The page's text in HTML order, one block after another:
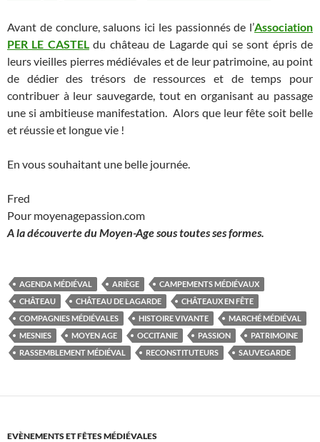
Avant de conclure, saluons ici les passionnés de l’Association
PER LE CASTELdu château de Lagarde qui se sont épris de
leurs vieilles pierres médiévales et de leur patrimoine, au point
de dédier des trésors de ressources et de temps pour
contribuer à leur sauvegarde, tout en organisant au passage
une si ambitieuse manifestation. Alors que leur fête soit belle
et réussie et longue vie !
En vous souhaitant une belle journée.
Fred
Pour moyenagepassion.com
A la découverte du Moyen-Age sous toutes ses formes.
AGENDA MÉDIÉVAL ARIÈGE
CAMPEMENTS MÉDIÉVAUX
CHÂTEAU
CHÂTEAU DE LAGARDE
CHÂTEAUX EN FÊTE
COMPAGNIES MÉDIÉVALES
HISTOIRE VIVANTE
MARCHÉ MÉDIÉVAL
MESNIES
MOYEN AGE OCCITANIE PASSION
PATRIMOINE
RASSEMBLEMENT MÉDIÉVAL
RECONSTITUTEURS SAUVEGARDE
EVÈNEMENTS ET FÊTES MÉDIÉVALES